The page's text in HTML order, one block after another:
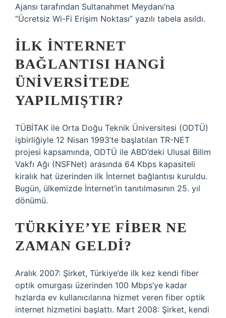
Ajansı tarafından Sultanahmet Meydanı’na
“Ücretsiz Wi-Fi Erişim Noktası” yazılı tabela asıldı.
İLK INTERNET
BAĞLANTISI HANGI
ÜNIVERSITEDE
YAPILMIŞTIR?
TÜBİTAK ile Orta Doğu Teknik Üniversitesi (ODTÜ)
işbirliğiyle 12 Nisan 1993’te başlatılan TR-NET
projesi kapsamında, ODTÜ ile ABD’deki Ulusal Bilim
Vakfı Ağı (NSFNet) arasında 64 Kbps kapasiteli
kiralık hat üzerinden ilk İnternet bağlantısı kuruldu.
Bugün, ülkemizde İnternet’in tanıtılmasının 25. yıl
dönümü.
TÜRKIYE’YE FIBER NE
ZAMAN GELDI?
Aralık 2007: Şirket, Türkiye’de ilk kez kendi fiber
optik omurgası üzerinden 100 Mbps’ye kadar
hızlarda ev kullanıcılarına hizmet veren fiber optik
internet hizmetini başlattı. Mart 2008: Şirket, kendi